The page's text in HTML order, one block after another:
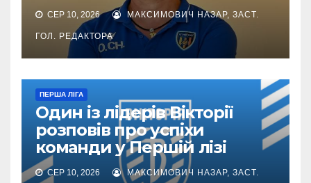
СЕР 10, 2026 МАКСИМОВИЧ НАЗАР, ЗАСТ.
ГОЛ. РЕДАКТОРА
ПЕРША ЛІГА
Один із лідерів Вікторії
розповів про успіхи
команди у Першій лізі
СЕР 10, 2026 МАКСИМОВИЧ НАЗАР, ЗАСТ.